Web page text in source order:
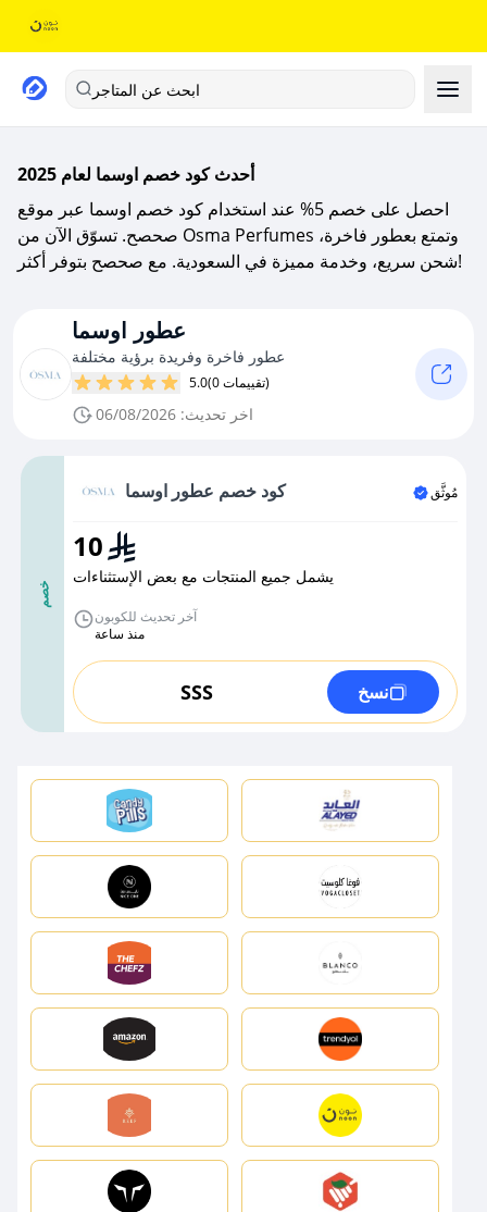
ابحث عن المتاجر
أحدث كود خصم اوسما لعام 2025
احصل على خصم 5% عند استخدام كود خصم اوسما عبر موقع
صحصح. تسوّق الآن من Osma Perfumes وتمتع بعطور فاخرة،
شحن سريع، وخدمة مميزة في السعودية. مع صحصح بتوفر أكثر!
عطور اوسما
عطور فاخرة وفريدة برؤية مختلفة
5.0 (0 تقييمات)
اخر تحديث: 06/08/2026
خصم
كود خصم عطور اوسما مُوثَّق
10
يشمل جميع المنتجات مع بعض الإستثناءات
آخر تحديث للكوبون
منذ ساعة
SSS نسخ